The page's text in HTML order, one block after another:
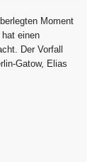
Moment
einen
Der Vorfall
Gatow, Elias